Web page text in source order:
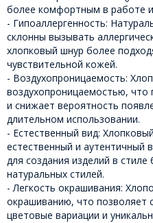
более комфортным в работе
- Гипоаллергенность:
склонны вызывать
хлопковый шнур более
чувствительной кожей.
- Воздухопроницаемость:
воздухопроницаемостью,
и снижает вероятность
длительном использовании.
- Естественный вид:
естественный и аутентичный
для создания изделий в стиле
натуральных стилей.
- Легкость окрашивания:
окрашиванию, что позволяет
цветовые вариации и